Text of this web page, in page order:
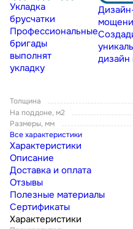
Укладка
брусчатки
Профессиональные
бригады
выполнят
укладку
Толщина
На поддоне, м2
Размеры, мм
Все характеристики
Характеристики
Описание
Доставка и оплата
Отзывы
Полезные материалы
Сертификаты
Характеристики